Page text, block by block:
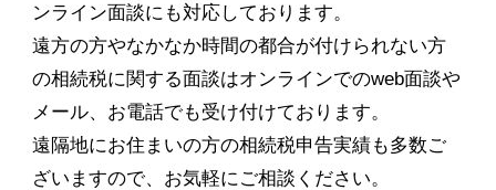
ンライン面談にも対応しております。
遠方の方やなかなか時間の都合が付けられない方
の相続税に関する面談はオンラインでのweb面談や
メール、お電話でも受け付けております。
遠隔地にお住まいの方の相続税申告実績も多数ご
ざいますので、お気軽にご相談ください。